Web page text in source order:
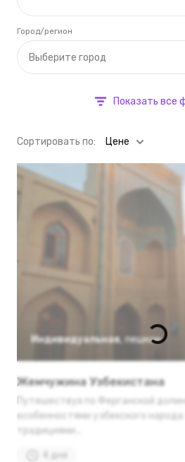
Выберите город
Город/регион
Показать все
Cортировать по: Цене
Индивидуальная, пешком
Жемчужина Узбекистана
Путешествуя по Ферганской
особенностями узбекского народа:
традициями...
4 дня